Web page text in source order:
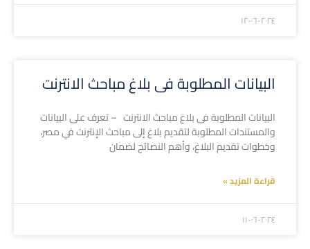
۲۰۲٤-۰٦-۱۲
البيانات المطلوبة فى بلاغ مباحث الانترنت
البيانات المطلوبة فى بلاغ مباحث الانترنت – تعرف على البيانات
والمستندات المطلوبة لتقديم بلاغ إلى مباحث الإنترنت في مصر،
وخطوات تقديم البلاغ، وأهم النصائح لضمان
قراءة المزيد »
۲۰۲٤-۰٦-۱۱